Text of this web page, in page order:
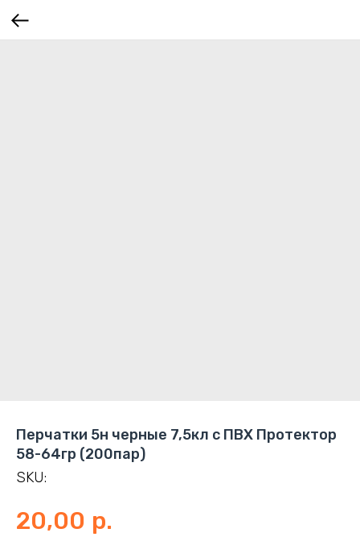
Перчатки 5н черные 7,5кл с ПВХ Протектор
58-64гр (200пар)
SKU:
20,00 р.